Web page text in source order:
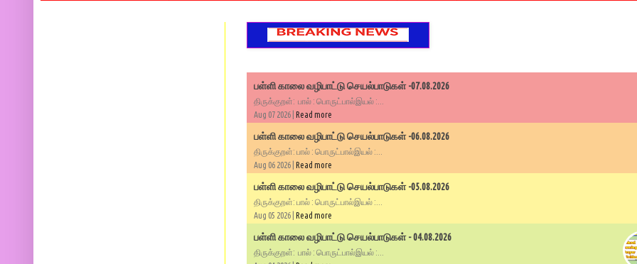
பள்ளி காலை வழிபாட்டு செயல்பாடுகள் -07.08.2026
திருக்குறள்: பால் : பொருட்பால்இயல் :...
Aug 07 2026 | Read more
பள்ளி காலை வழிபாட்டு செயல்பாடுகள் -06.08.2026
திருக்குறள்: பால் : பொருட்பால்இயல் :...
Aug 06 2026 | Read more
பள்ளி காலை வழிபாட்டு செயல்பாடுகள் -05.08.2026
திருக்குறள்: பால் : பொருட்பால்இயல் :...
Aug 05 2026 | Read more
பள்ளி காலை வழிபாட்டு செயல்பாடுகள் - 04.08.2026
திருக்குறள்: பால் : பொருட்பால்இயல் :...